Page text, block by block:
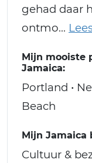
gehad daar
ontmo
Mijn mooiste
Jamaica:
Portland •
Beach
Mijn Jamaica
Cultuur &